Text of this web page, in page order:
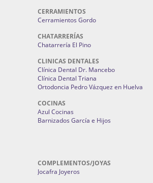
CERRAMIENTOS
Cerramientos Gordo
CHATARRERÍAS
Chatarrería El Pino
CLINICAS DENTALES
Clínica Dental Dr. Mancebo
Clínica Dental Triana
Ortodoncia Pedro Vázquez en Huelva
COCINAS
Azul Cocinas
Barnizados García e Hijos
COMPLEMENTOS/JOYAS
Jocafra Joyeros